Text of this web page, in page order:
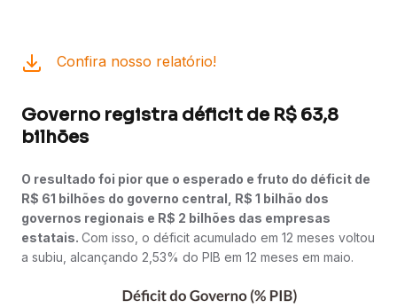
Confira nosso relatório!
Governo registra déficit de R$ 63,8
bilhões
O resultado foi pior que o esperado e fruto do déficit de
R$ 61 bilhões do governo central, R$ 1 bilhão dos
governos regionais e R$ 2 bilhões das empresas
estatais. Com isso, o déficit acumulado em 12 meses voltou
a subiu, alcançando 2,53% do PIB em 12 meses em maio.